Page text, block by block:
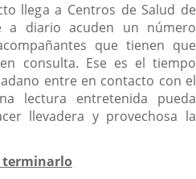
llega a Centros de Salud de
a diario acuden un número
que tienen que
consulta. Ese es el tiempo
entre en contacto con el
lectura entretenida pueda
llevadera y provechosa la
terminarlo